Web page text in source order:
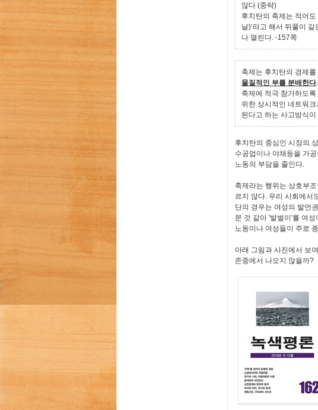
않다 (중략)
후치탄의 축제는 적어
날)‘라고 해서 뒤풀이
나 열린다. -157쪽
축제는 후치탄의 경제
물질적인 부를 분배한다
축제에 적극 참가하도
위한 상시적인 네트워
된다고 하는 사고방식
후치탄의 중심인 시장의
수공업이나 야채등을 가
노동의 부담을 줄인다.
축제라는 행위는 상호부
르지 않다. 우리 사회에서
단의 경우는 여성의 발언
문 것 같아 '발벌이'를 여
노동이나 여성들이 주로
아래 그림과 사진에서 보
존중에서 나오지 않을까?